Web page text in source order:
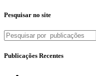
do
Pesquisar no site
Publicações Recentes